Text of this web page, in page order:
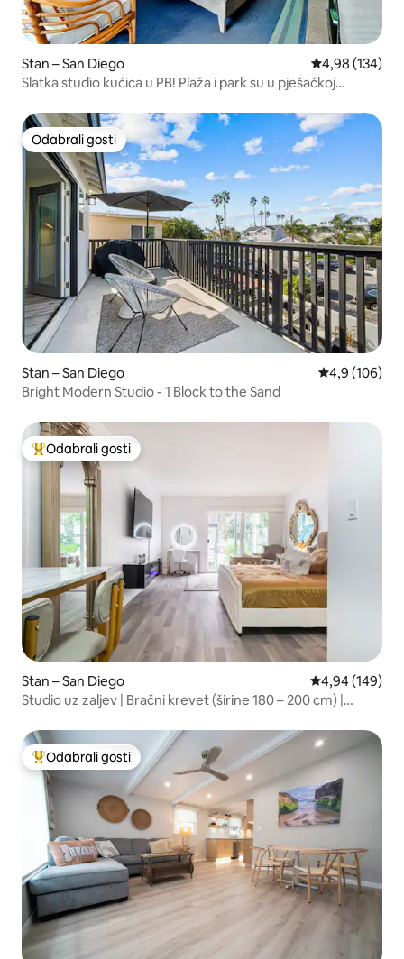
Stan – San Diego Prosječna
4,98 (134)
Slatka studio kućica u PB! Plaža i park su u pješačkoj
Odabrali gosti
Odabrali gosti
Stan – San Diego Prosječna
4,9 (106)
Bright Modern Studio - 1 Block to the Sand
Među najviše rangiranima s oznakom „Odabrali gosti”
Odabrali gosti
Stan – San Diego Prosječna
4,94 (149)
Studio uz zaljev | Bračni krevet (širine 180 – 200 cm) |
Među najviše rangiranima s oznakom „Odabrali gosti”
Odabrali gosti